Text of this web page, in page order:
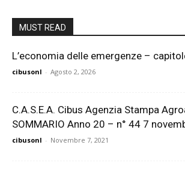
MUST READ
L’economia delle emergenze –
cibusonl - Agosto 2, 2026
C.A.S.E.A. Cibus Agenzia Stampa
SOMMARIO Anno 20 – n° 44 7
cibusonl - Novembre 7, 2021